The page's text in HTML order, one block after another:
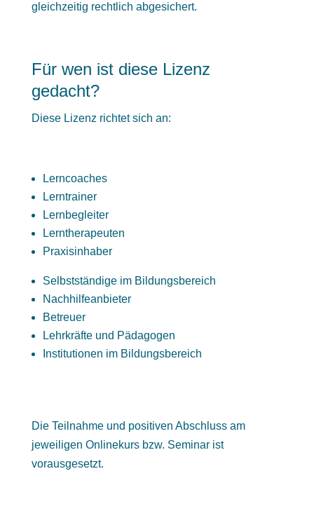
gleichzeitig rechtlich abgesichert.
Für wen ist diese Lizenz
gedacht?
Diese Lizenz richtet sich an:
Lerncoaches
Lerntrainer
Lernbegleiter
Lerntherapeuten
Praxisinhaber
Selbstständige im Bildungsbereich
Nachhilfeanbieter
Betreuer
Lehrkräfte und Pädagogen
Institutionen im Bildungsbereich
Die Teilnahme und positiven Abschluss am
jeweiligen Onlinekurs bzw. Seminar ist
vorausgesetzt.